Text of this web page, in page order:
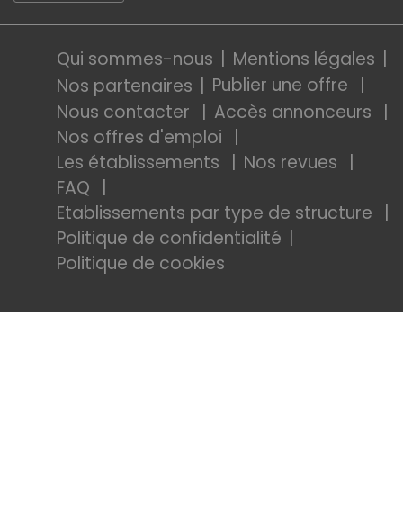
Qui sommes-nous
Mentions légales
Nos partenaires
Publier une offre
Nous contacter
Accès annonceurs
Nos offres d'emploi
Les établissements
Nos revues
FAQ
Etablissements par type de structure
Politique de confidentialité
Politique de cookies